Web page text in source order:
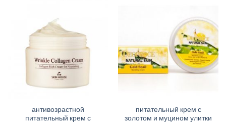
антивозрастной
питательный крем с
питательный крем с
золотом и муцином улитки